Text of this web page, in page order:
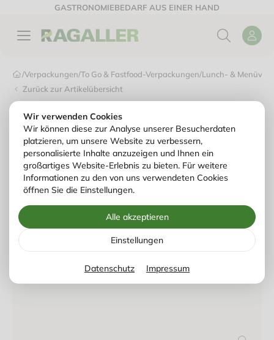
Wir verwenden Cookies
Wir können diese zur Analyse unserer Besucherdaten
platzieren, um unsere Website zu verbessern,
personalisierte Inhalte anzuzeigen und Ihnen ein
großartiges Website-Erlebnis zu bieten. Für weitere
Informationen zu den von uns verwendeten Cookies
öffnen Sie die Einstellungen.
Alle akzeptieren
Einstellungen
Datenschutz Impressum
GASTRONOMIEBEDARF AUS EINER HAND
/Verpackungen/To Go & Fastfood-Verpackungen/Lunch- &
Zurück zur Artikelübersicht